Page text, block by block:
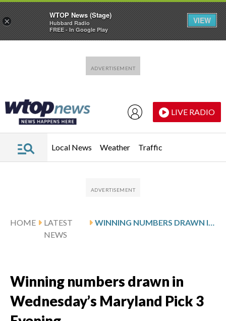
LIVE RADIO
Local News Weather Traffic
HOME
LATEST
NEWS
WINNING NUMBERS DRAWN IN WEDNESDAY’S MARYLAND PICK 3 EVENING
Winning numbers drawn in
Wednesday’s Maryland Pick 3
×
WTOP News (Stage)
Hubbard Radio
FREE - In Google Play
VIEW